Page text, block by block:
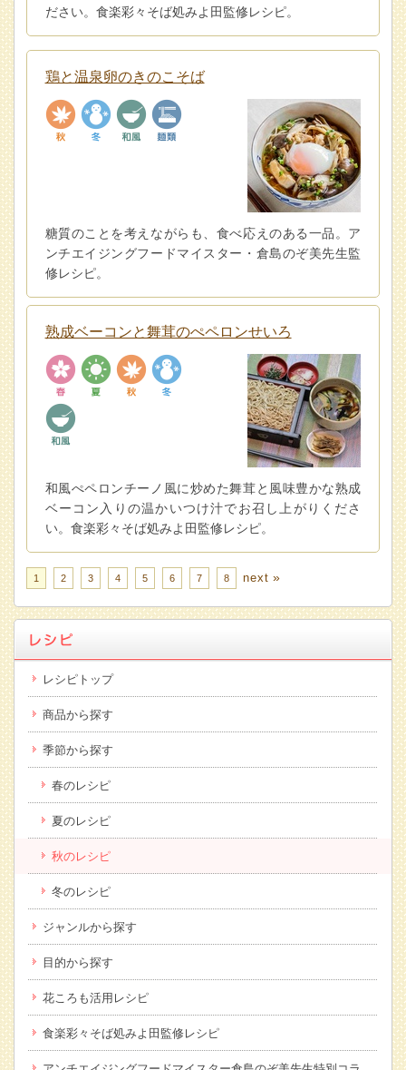
ださい。食楽彩々そば処みよ田監修レシピ。
鶏と温泉卵のきのこそば
糖質のことを考えながらも、食べ応えのある一品。ア
ンチエイジングフードマイスター・倉島のぞ美先生監
修レシピ。
熟成ベーコンと舞茸のぺペロンせいろ
和風ぺペロンチーノ風に炒めた舞茸と風味豊かな熟成
ベーコン入りの温かいつけ汁でお召し上がりくださ
い。食楽彩々そば処みよ田監修レシピ。
1 2 3 4 5 6 7 8 next »
レシピトップ
商品から探す
季節から探す
春のレシピ
夏のレシピ
秋のレシピ
冬のレシピ
ジャンルから探す
目的から探す
花ころも活用レシピ
食楽彩々そば処みよ田監修レシピ